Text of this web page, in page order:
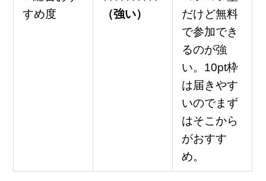
すめ度
（強い）
だけど無料
で参加でき
るのが強
い。10pt枠
は届きやす
いのでまず
はそこから
がおすす
め。